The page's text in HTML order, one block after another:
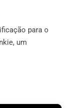
para o
um